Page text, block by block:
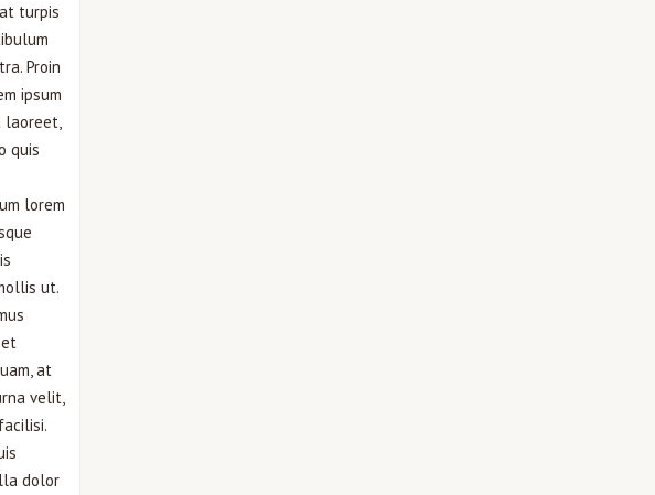
turpis
Proin
ipsum
laoreet,
quis
lorem
ut.
at
velit,
dolor